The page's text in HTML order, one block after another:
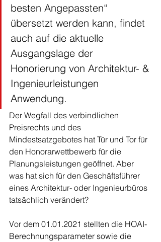
besten Angepassten“
übersetzt werden kann, findet
auch auf die aktuelle
Ausgangslage der
Honorierung von Architektur- &
Ingenieurleistungen
Anwendung.
Der Wegfall des verbindlichen
Preisrechts und des
Mindestsatzgebotes hat Tür und Tor für
den Honorarwettbewerb für die
Planungsleistungen geöffnet. Aber
was hat sich für den Geschäftsführer
eines Architektur- oder Ingenieurbüros
tatsächlich verändert?
Vor dem 01.01.2021 stellten die HOAI-
Berechnungsparameter sowie die